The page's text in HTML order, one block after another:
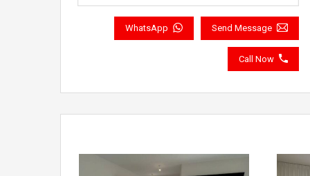
Send Message
WhatsApp
Call Now